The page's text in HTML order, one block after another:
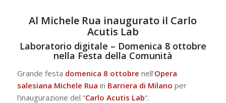
Al Michele Rua inaugurato il Carlo
Acutis Lab
Laboratorio digitale – Domenica 8 ottobre
nella Festa della Comunità
Grande festa domenica 8 ottobre nell’Opera
salesiana Michele Rua in Barriera di Milano per
l’inaugurazione del “Carlo Acutis Lab“.